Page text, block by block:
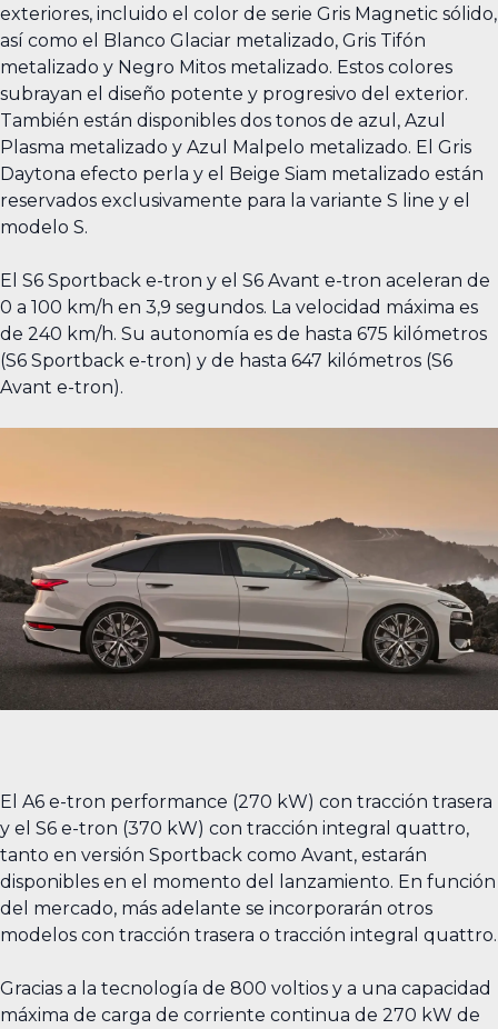
exteriores, incluido el color de serie Gris Magnetic sólido,
así como el Blanco Glaciar metalizado, Gris Tifón
metalizado y Negro Mitos metalizado. Estos colores
subrayan el diseño potente y progresivo del exterior.
También están disponibles dos tonos de azul, Azul
Plasma metalizado y Azul Malpelo metalizado. El Gris
Daytona efecto perla y el Beige Siam metalizado están
reservados exclusivamente para la variante S line y el
modelo S.
El S6 Sportback e-tron y el S6 Avant e-tron aceleran de
0 a 100 km/h en 3,9 segundos. La velocidad máxima es
de 240 km/h. Su autonomía es de hasta 675 kilómetros
(S6 Sportback e-tron) y de hasta 647 kilómetros (S6
Avant e-tron).
El A6 e-tron performance (270 kW) con tracción trasera
y el S6 e-tron (370 kW) con tracción integral quattro,
tanto en versión Sportback como Avant, estarán
disponibles en el momento del lanzamiento. En función
del mercado, más adelante se incorporarán otros
modelos con tracción trasera o tracción integral quattro.
Gracias a la tecnología de 800 voltios y a una capacidad
máxima de carga de corriente continua de 270 kW de